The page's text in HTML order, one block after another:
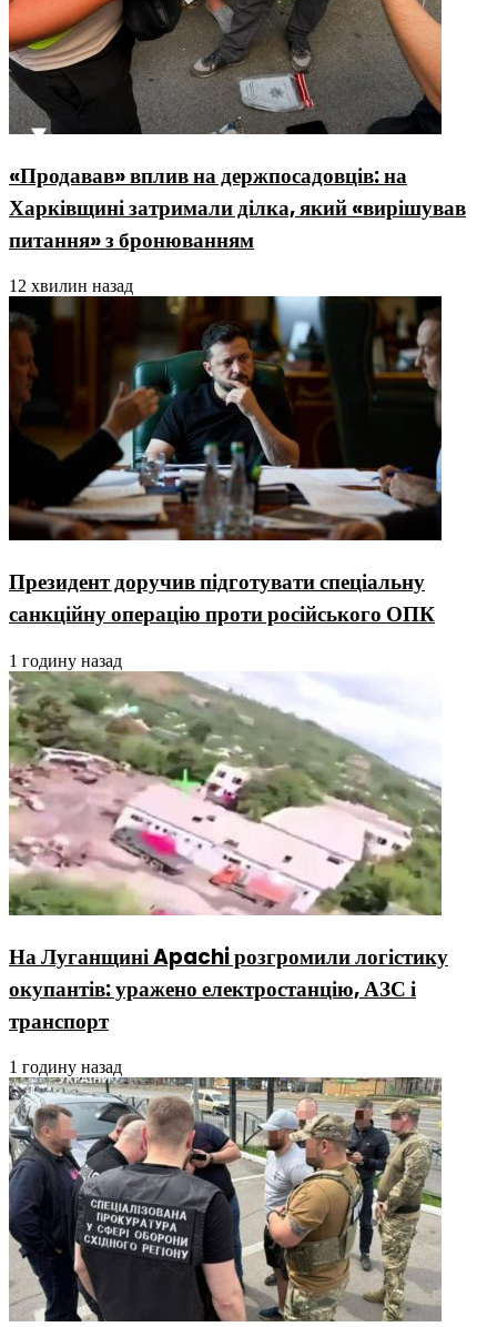
«Продавав» вплив на держпосадовців: на
Харківщині затримали ділка, який «вирішував
питання» з бронюванням
12 хвилин назад
Президент доручив підготувати спеціальну
санкційну операцію проти російського ОПК
1 годину назад
На Луганщині Apachi розгромили логістику
окупантів: уражено електростанцію, АЗС і
транспорт
1 годину назад